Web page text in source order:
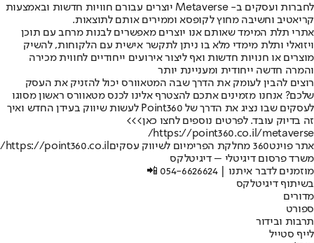
לחברות ועסקים ב- Metaverse יוצרים עבורם חוויות חדשות ובאמצעות
קריאטיב וחשיבה מחוץ לקופסא וממירים אותם לתוצאות.
אתרי תלת המימד שאותם אנו יוצרים מאפשרים לבנות מרחב עם תוכן
ויזואלי ותלת מימדי מלא בו ניתן לתקשר אישית עם הלקוחות, להשיק
מוצרים או חנויות חדשות ואף ליצור אירועים ייחודיים לחווית מכירה
והמרה חדשה ייחודית ומעניינת יותר
רוצים להבין לעומק את הדרך שבה המטאוורס יכול להזניק את העסק
שלכם? אנחנו מזמינים אתכם להצטרף אלינו לכנס מטאוורס ראשון מסוגו
לעסקים שבו נציג את הדרך של Point360 לעשות שיווק בעידן החדש ואיך
זה בדיוק עובד. לפרטים נוספים לחצו כאן>>>
https://point360.co.il/metaverse/
אתר פוינט360 מחלקת הפרימיום לשיווק עסקים
https://point360.co.il/
משרד פרסום דיגיטלי – דיגיטלקס
מוזמנים לדבר איתנו | 054-6626624 📲
בשיתוף דיגיטלקס
מדורים
ספורט
תרבות ובידור
לייף סטייל